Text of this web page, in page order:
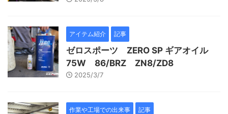
アイテム紹介 記事
ゼロスポーツ ZERO SP ギアオイル
75W 86/BRZ ZN8/ZD8
2025/3/7
作業や工場での出来事 記事